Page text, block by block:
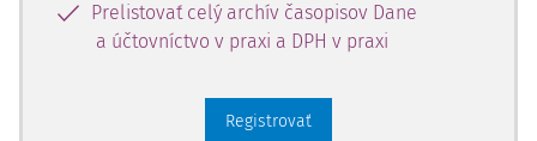
Prelistovať celý archív časopisov Dane
a účtovníctvo v praxi a DPH v praxi
Registrovať